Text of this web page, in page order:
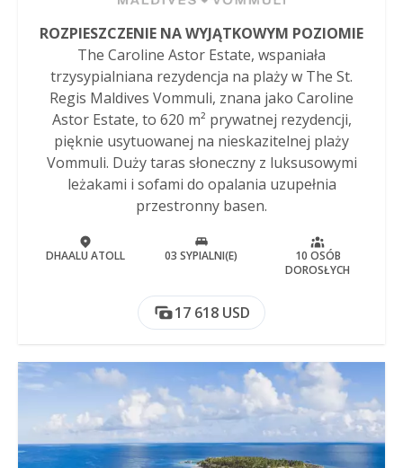
ROZPIESZCZENIE NA WYJĄTKOWYM POZIOMIE
The Caroline Astor Estate, wspaniała
trzysypialniana rezydencja na plaży w The St.
Regis Maldives Vommuli, znana jako Caroline
Astor Estate, to 620 m² prywatnej rezydencji,
pięknie usytuowanej na nieskazitelnej plaży
Vommuli. Duży taras słoneczny z luksusowymi
leżakami i sofami do opalania uzupełnia
przestronny basen.
DHAALU ATOLL 03 SYPIALNI(E)
10 OSÓB
DOROSŁYCH
17 618 USD